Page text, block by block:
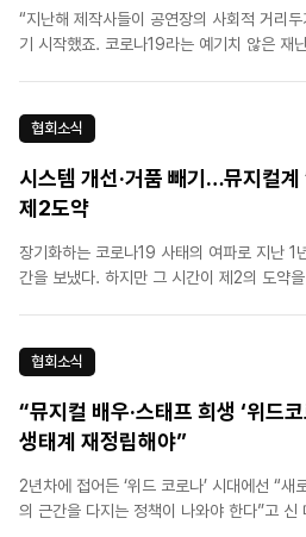
“지난해 제작사들이 공연장의 사회적 거리
기 시작했죠. 코로나19라는 예기치 않은 재
프에게 보상하는 시스템을 갖추는 방안을
협회소식
시스템 개선·거품 빼기…뮤지컬
제2도약
장기화하는 코로나19 사태의 여파로 지난 1
간을 보냈다. 하지만 그 시간이 제2의 도약
“예기치 못한 재난과 마주하면서 뮤지컬 시스
협회소식
“뮤지컬 배우·스태프 희생 ‘위드
생태계 재정립해야”
2년차에 접어든 ‘위드 코로나’ 시대에선 “
의 근간을 다지는 정책이 나와야 한다”고 신